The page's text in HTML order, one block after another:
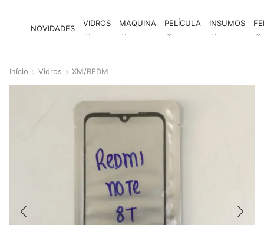
NOVIDADES
VIDROS MAQUINA PELÍCULA INSUMOS
Início Vidros XM/REDM